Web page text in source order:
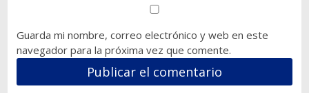
Guarda mi nombre, correo electrónico y web en este
navegador para la próxima vez que comente.